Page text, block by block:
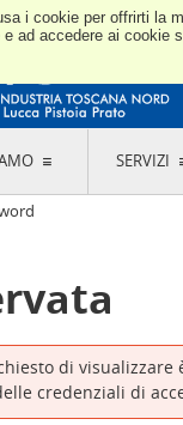
i cookie per offrirti la
e ad accedere ai cookie
ASSOCIATIVI
PUBBLICI
DI LUCCA,
SERVIZI
di visualizzare
credenziali di